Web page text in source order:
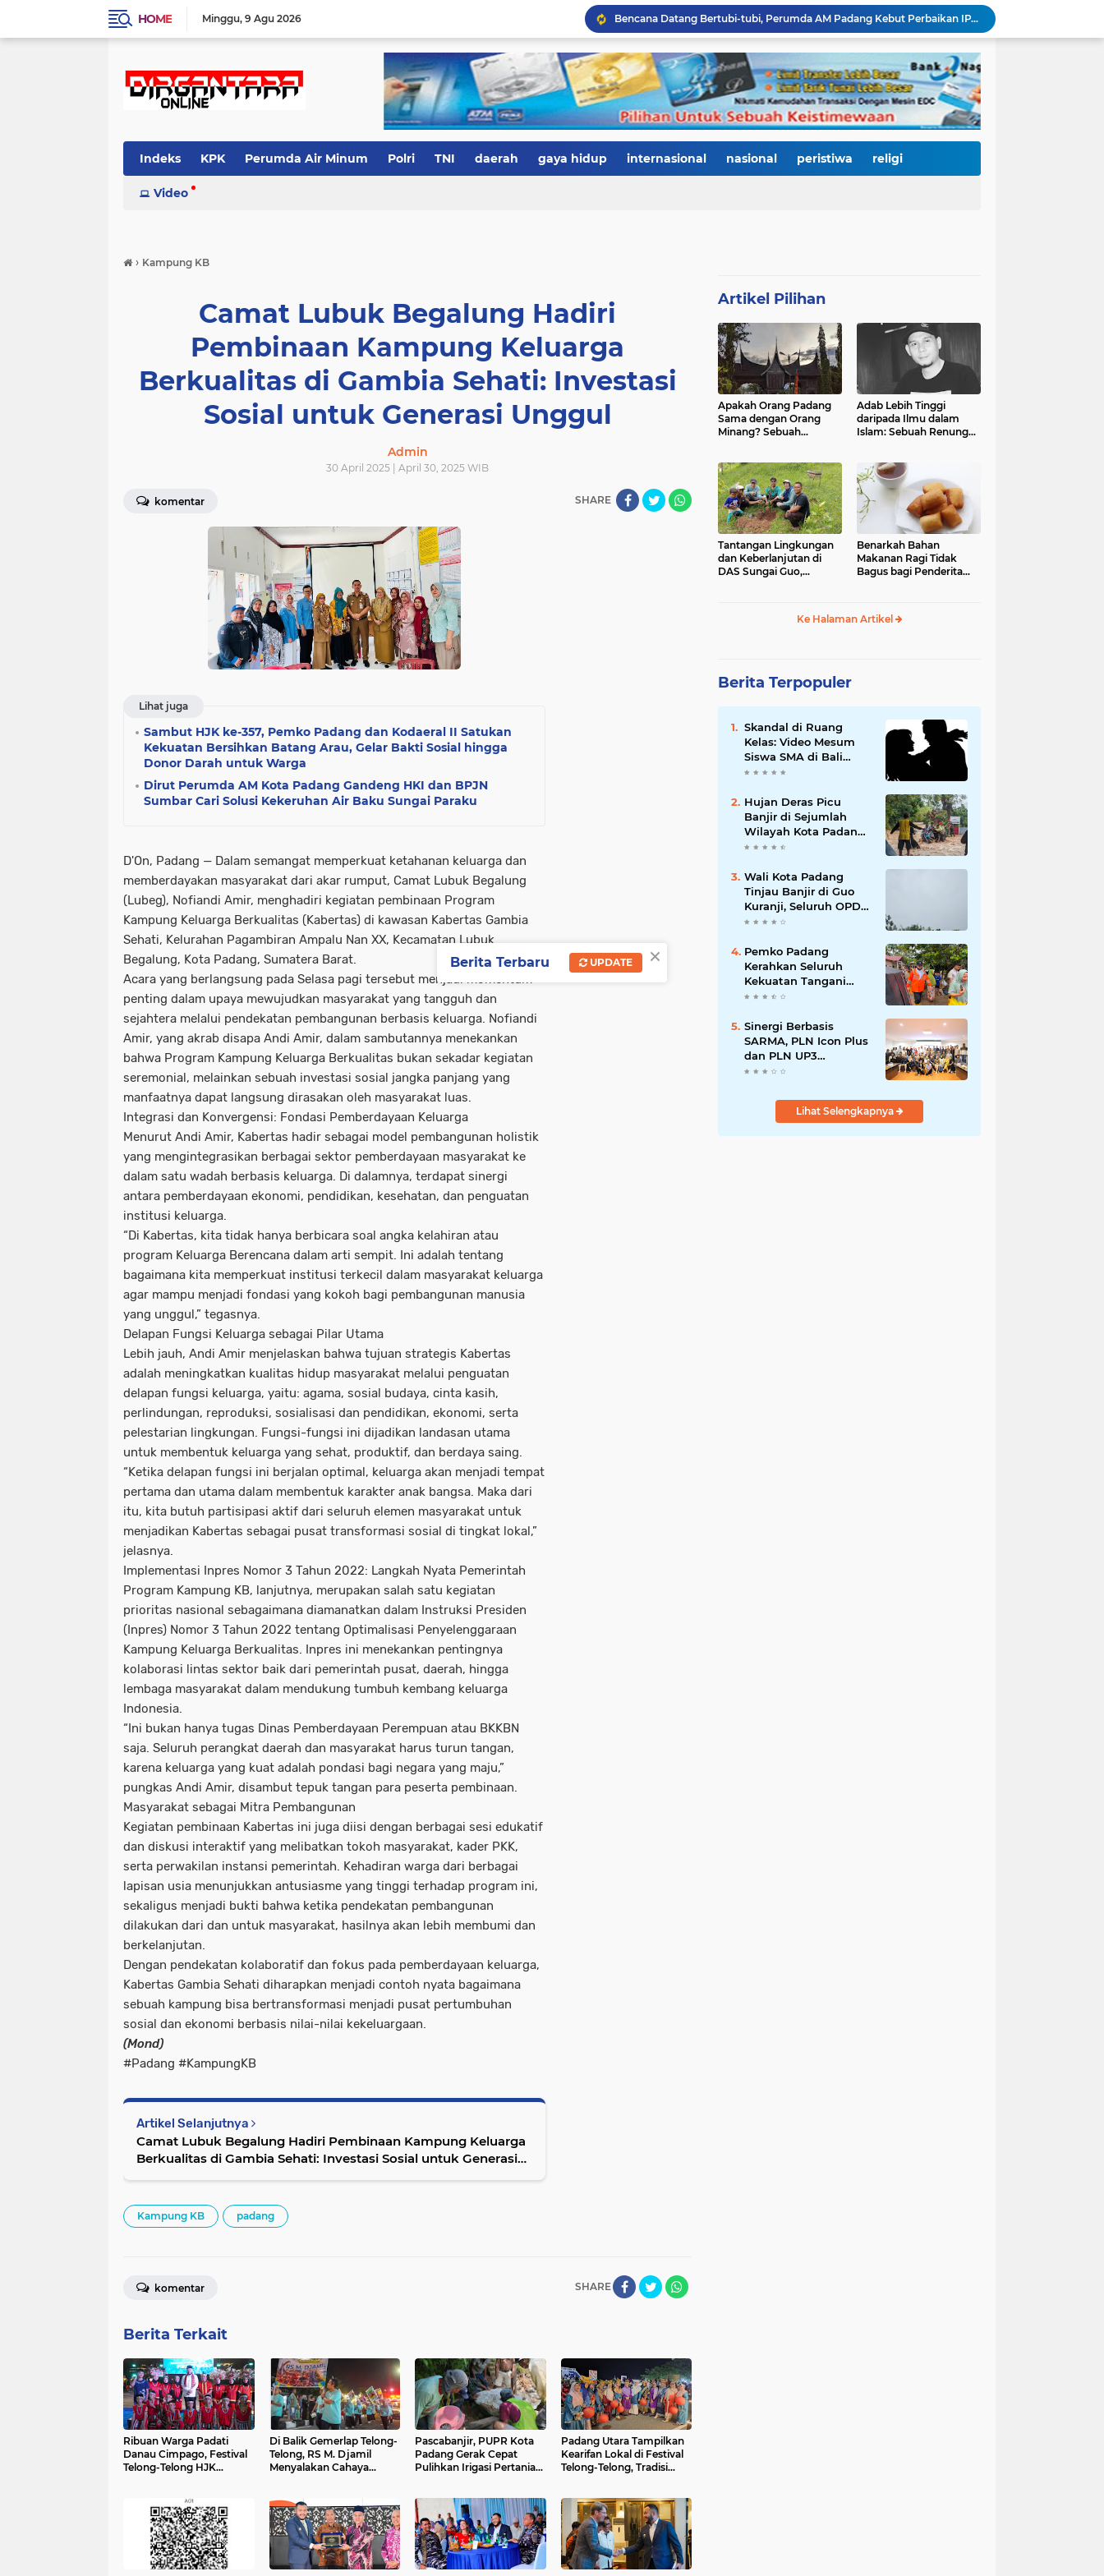
HOME Minggu 9 Agu 2026
Bencana Datang Bertubi-tubi, Perumda AM Padang Kebut Perbaikan IPA Gunung Pangilun, Ditarget Tuntas Akhir Agustus
Mata Jeli HJK 357: Warga Padang Diajak Jadi Pengawas Kebersihan, Kemeriahan HJK Harus Tetap Rancak dan Bersih
Padang Gastronomy Market Hari Kedua: Surga Kuliner Tradisional di Kota Tua, UMKM Lokal Banjir Apresiasi
Gowes Siti Nurbaya Jadi Magnet Pesepeda Luar Daerah, HJK ke-357 Padang Makin Meriah
Tanam Pohon di Tepian Batang Arau, Padang dan Hildesheim Teguhkan Persahabatan Menuju Kota Global
Pasca Banjir, PUPR Padang Bergerak Cepat: Tanggul Lapau Munggu Diperbaiki, Sungkai dan SMPN 41 Dibersihkan
Dugaan Kekerasan PJU Polda Sumbar terhadap Sopir Disorot, Miko Kamal: Jangan Ada Kekebalan Hukum bagi Aparat
Indeks KPK Perumda Air Minum Polri TNI daerah gaya hidup internasional nasional peristiwa religi
Video
› Kampung KB
Camat Lubuk Begalung Hadiri
Pembinaan Kampung Keluarga
Berkualitas di Gambia Sehati: Investasi
Sosial untuk Generasi Unggul
Admin
30 April 2025 | April 30, 2025 WIB
komentar SHARE
Lihat juga
Sambut HJK ke-357, Pemko Padang dan Kodaeral II Satukan
Kekuatan Bersihkan Batang Arau, Gelar Bakti Sosial hingga
Donor Darah untuk Warga
Dirut Perumda AM Kota Padang Gandeng HKI dan BPJN
Sumbar Cari Solusi Kekeruhan Air Baku Sungai Paraku
D'On, Padang — Dalam semangat memperkuat ketahanan keluarga dan
memberdayakan masyarakat dari akar rumput, Camat Lubuk Begalung
(Lubeg), Nofiandi Amir, menghadiri kegiatan pembinaan Program
Kampung Keluarga Berkualitas (Kabertas) di kawasan Kabertas Gambia
Sehati, Kelurahan Pagambiran Ampalu Nan XX, Kecamatan Lubuk
Begalung, Kota Padang, Sumatera Barat.
Acara yang berlangsung pada Selasa pagi tersebut menjadi momentum
penting dalam upaya mewujudkan masyarakat yang tangguh dan
sejahtera melalui pendekatan pembangunan berbasis keluarga. Nofiandi
Amir, yang akrab disapa Andi Amir, dalam sambutannya menekankan
bahwa Program Kampung Keluarga Berkualitas bukan sekadar kegiatan
seremonial, melainkan sebuah investasi sosial jangka panjang yang
manfaatnya dapat langsung dirasakan oleh masyarakat luas.
Integrasi dan Konvergensi: Fondasi Pemberdayaan Keluarga
Menurut Andi Amir, Kabertas hadir sebagai model pembangunan holistik
yang mengintegrasikan berbagai sektor pemberdayaan masyarakat ke
dalam satu wadah berbasis keluarga. Di dalamnya, terdapat sinergi
antara pemberdayaan ekonomi, pendidikan, kesehatan, dan penguatan
institusi keluarga.
“Di Kabertas, kita tidak hanya berbicara soal angka kelahiran atau
program Keluarga Berencana dalam arti sempit. Ini adalah tentang
bagaimana kita memperkuat institusi terkecil dalam masyarakat keluarga
agar mampu menjadi fondasi yang kokoh bagi pembangunan manusia
yang unggul,” tegasnya.
Delapan Fungsi Keluarga sebagai Pilar Utama
Lebih jauh, Andi Amir menjelaskan bahwa tujuan strategis Kabertas
adalah meningkatkan kualitas hidup masyarakat melalui penguatan
delapan fungsi keluarga, yaitu: agama, sosial budaya, cinta kasih,
perlindungan, reproduksi, sosialisasi dan pendidikan, ekonomi, serta
pelestarian lingkungan. Fungsi-fungsi ini dijadikan landasan utama
untuk membentuk keluarga yang sehat, produktif, dan berdaya saing.
“Ketika delapan fungsi ini berjalan optimal, keluarga akan menjadi tempat
pertama dan utama dalam membentuk karakter anak bangsa. Maka dari
itu, kita butuh partisipasi aktif dari seluruh elemen masyarakat untuk
menjadikan Kabertas sebagai pusat transformasi sosial di tingkat lokal,”
jelasnya.
Implementasi Inpres Nomor 3 Tahun 2022: Langkah Nyata Pemerintah
Program Kampung KB, lanjutnya, merupakan salah satu kegiatan
prioritas nasional sebagaimana diamanatkan dalam Instruksi Presiden
(Inpres) Nomor 3 Tahun 2022 tentang Optimalisasi Penyelenggaraan
Kampung Keluarga Berkualitas. Inpres ini menekankan pentingnya
kolaborasi lintas sektor baik dari pemerintah pusat, daerah, hingga
lembaga masyarakat dalam mendukung tumbuh kembang keluarga
Indonesia.
“Ini bukan hanya tugas Dinas Pemberdayaan Perempuan atau BKKBN
saja. Seluruh perangkat daerah dan masyarakat harus turun tangan,
karena keluarga yang kuat adalah pondasi bagi negara yang maju,”
pungkas Andi Amir, disambut tepuk tangan para peserta pembinaan.
Masyarakat sebagai Mitra Pembangunan
Kegiatan pembinaan Kabertas ini juga diisi dengan berbagai sesi edukatif
dan diskusi interaktif yang melibatkan tokoh masyarakat, kader PKK,
serta perwakilan instansi pemerintah. Kehadiran warga dari berbagai
lapisan usia menunjukkan antusiasme yang tinggi terhadap program ini,
sekaligus menjadi bukti bahwa ketika pendekatan pembangunan
dilakukan dari dan untuk masyarakat, hasilnya akan lebih membumi dan
berkelanjutan.
Dengan pendekatan kolaboratif dan fokus pada pemberdayaan keluarga,
Kabertas Gambia Sehati diharapkan menjadi contoh nyata bagaimana
sebuah kampung bisa bertransformasi menjadi pusat pertumbuhan
sosial dan ekonomi berbasis nilai-nilai kekeluargaan.
(Mond)
#Padang #KampungKB
Artikel Selanjutnya
Camat Lubuk Begalung Hadiri Pembinaan Kampung Keluarga
Berkualitas di Gambia Sehati: Investasi Sosial untuk Generasi
Kampung KB padang
SHARE
komentar
Berita Terkait
Ribuan Warga Padati
Danau Cimpago, Festival
Telong-Telong HJK
untuk Terus Dilestarikan
Di Balik Gemerlap Telong-
Telong, RS M. Djamil
Menyalakan Cahaya
Pascabanjir, PUPR Kota
Padang Gerak Cepat
Pulihkan Irigasi Pertanian
Prioritas
Padang Utara Tampilkan
Kearifan Lokal di Festival
Telong-Telong, Tradisi
Ribuan Pengunjung
Artikel Pilihan
Apakah Orang Padang
Sama dengan Orang
Minang? Sebuah
Adab Lebih Tinggi
daripada Ilmu dalam
Islam: Sebuah Renungan
Tantangan Lingkungan
dan Keberlanjutan di
DAS Sungai Guo,
Benarkah Bahan
Makanan Ragi Tidak
Bagus bagi Penderita
Ke Halaman Artikel
Berita Terpopuler
Skandal di Ruang
Kelas: Video Mesum
Siswa SMA di Bali
Viral, Hukuman dan
Mengikuti
Hujan Deras Picu
Banjir di Sejumlah
Wilayah Kota Padang,
Warga Dievakuasi dan
Banjir Susulan
Wali Kota Padang
Tinjau Banjir di Guo
Kuranji, Seluruh OPD
Disiagakan dan
Dipercepat
Pemko Padang
Kerahkan Seluruh
Kekuatan Tangani
Dampak Banjir, Fadly
Percepatan Proyek
Pengendalian
Bencana
Sinergi Berbasis
SARMA, PLN Icon Plus
dan PLN UP3
Tanjungpinang
Strategis
Lihat Selengkapnya
×
Berita Terbaru UPDATE